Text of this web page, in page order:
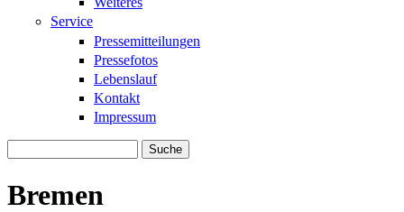
Service
Pressemitteilungen
Pressefotos
Lebenslauf
Kontakt
Impressum
Bremen